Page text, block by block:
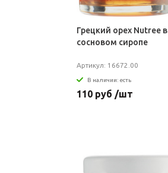
Грецкий орех Nutree в
сосновом сиропе
Артикул: 16672.00
В наличии: есть
110 руб /шт